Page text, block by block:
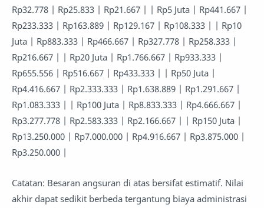
Rp32.778 | Rp25.833 | Rp21.667 | | Rp5 Juta | Rp441.667 |
Rp233.333 | Rp163.889 | Rp129.167 | Rp108.333 | | Rp10
Juta | Rp883.333 | Rp466.667 | Rp327.778 | Rp258.333 |
Rp216.667 | | Rp20 Juta | Rp1.766.667 | Rp933.333 |
Rp655.556 | Rp516.667 | Rp433.333 | | Rp50 Juta |
Rp4.416.667 | Rp2.333.333 | Rp1.638.889 | Rp1.291.667 |
Rp1.083.333 | | Rp100 Juta | Rp8.833.333 | Rp4.666.667 |
Rp3.277.778 | Rp2.583.333 | Rp2.166.667 | | Rp150 Juta |
Rp13.250.000 | Rp7.000.000 | Rp4.916.667 | Rp3.875.000 |
Rp3.250.000 |
Catatan: Besaran angsuran di atas bersifat estimatif. Nilai
akhir dapat sedikit berbeda tergantung biaya administrasi